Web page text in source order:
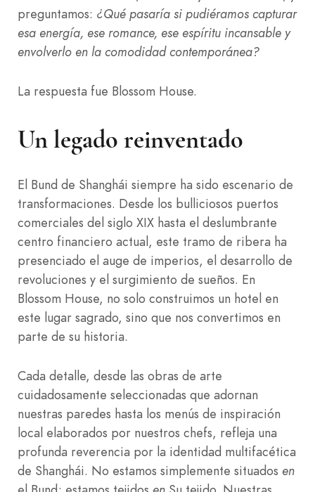
preguntamos: ¿Qué pasaría si pudiéramos capturar
esa energía, ese romance, ese espíritu incansable y
envolverlo en la comodidad contemporánea?
La respuesta fue Blossom House.
Un legado reinventado
El Bund de Shanghái siempre ha sido escenario de
transformaciones. Desde los bulliciosos puertos
comerciales del siglo XIX hasta el deslumbrante
centro financiero actual, este tramo de ribera ha
presenciado el auge de imperios, el desarrollo de
revoluciones y el surgimiento de sueños. En
Blossom House, no solo construimos un hotel en
este lugar sagrado, sino que nos convertimos en
parte de su historia.
Cada detalle, desde las obras de arte
cuidadosamente seleccionadas que adornan
nuestras paredes hasta los menús de inspiración
local elaborados por nuestros chefs, refleja una
profunda reverencia por la identidad multifacética
de Shanghái. No estamos simplemente situados en